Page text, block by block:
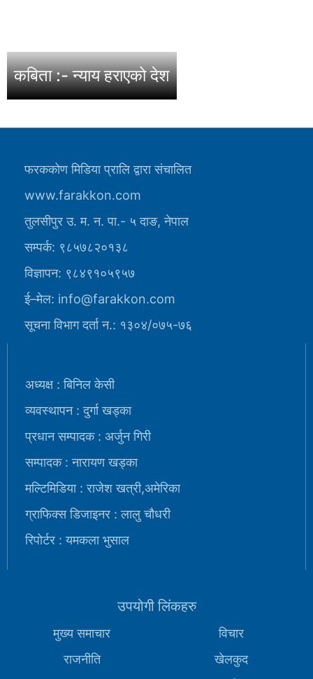
कबिता :- न्याय हराएको देश
फरककोण मिडिया प्रालि द्वारा संचालित
www.farakkon.com
तुलसीपुर उ. म. न. पा.- ५ दाङ, नेपाल
सम्पर्क: ९८५७८२०१३८
विज्ञापन: ९८४९१०५९५७
ई–मेल: info@farakkon.com
सूचना विभाग दर्ता न.: १३०४/०७५-७६
अध्यक्ष : बिनिल केसी
व्यवस्थापन : दुर्गा खड्का
प्रधान सम्पादक : अर्जुन गिरी
सम्पादक : नारायण खड्का
मल्टिमिडिया : राजेश खत्री,अमेरिका
ग्राफिक्स डिजाइनर : लालु चौधरी
रिपोर्टर : यमकला भुसाल
उपयोगी लिंकहरु
मुख्य समाचार
राजनीति
विचार
खेलकुद